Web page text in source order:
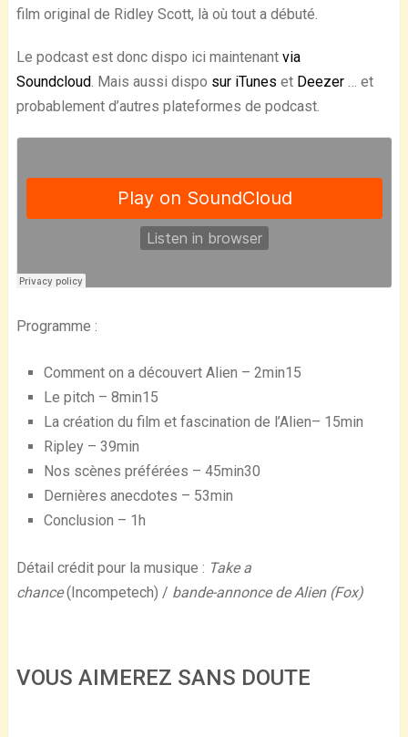
film original de Ridley Scott, là où tout a débuté.
Le podcast est donc dispo ici maintenant via
Soundcloud. Mais aussi dispo sur iTunes et Deezer … et
probablement d’autres plateformes de podcast.
Programme :
Comment on a découvert Alien – 2min15
Le pitch – 8min15
La création du film et fascination de l’Alien– 15min
Ripley – 39min
Nos scènes préférées – 45min30
Dernières anecdotes – 53min
Conclusion – 1h
Détail crédit pour la musique : Take a
chance(Incompetech) / bande-annonce de Alien (Fox)
VOUS AIMEREZ SANS DOUTE